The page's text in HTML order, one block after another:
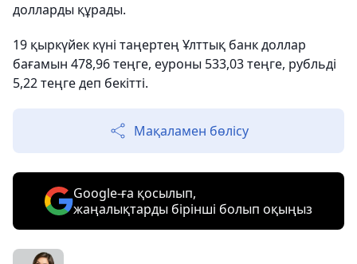
долларды құрады.
19 қыркүйек күні таңертең Ұлттық банк доллар
бағамын 478,96 теңге, еуроны 533,03 теңге, рубльді
5,22 теңге деп бекітті.
Мақаламен бөлісу
Google-ға қосылып,
жаңалықтарды бірінші болып оқыңыз